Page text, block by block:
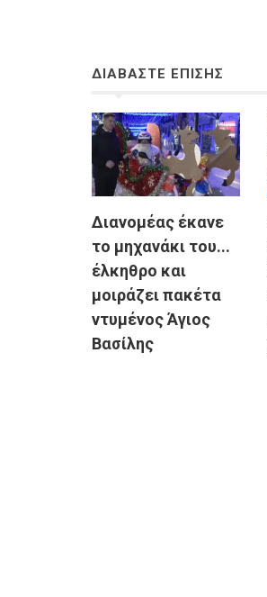
ΔΙΑΒΑΣΤΕ ΕΠΙΣΗΣ
Διανομέας έκανε
το μηχανάκι του...
έλκηθρο και
μοιράζει πακέτα
ντυμένος Άγιος
Βασίλης